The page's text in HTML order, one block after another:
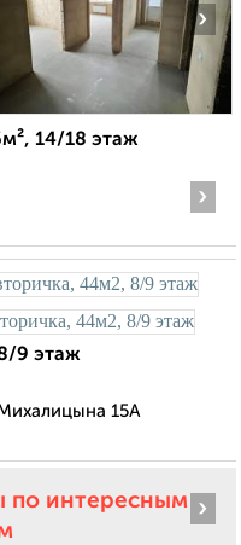
›
14/18 этаж
›
9 этаж
15А
по интересным ›